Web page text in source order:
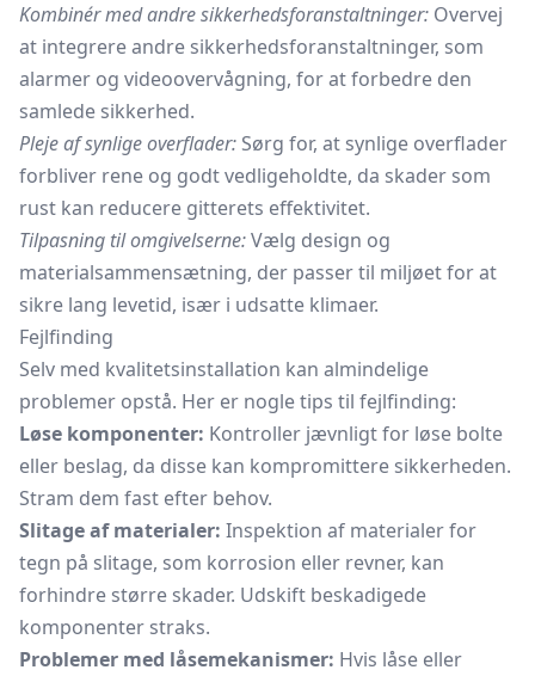
Kombinér med andre sikkerhedsforanstaltninger: Overvej
at integrere andre sikkerhedsforanstaltninger, som
alarmer og videoovervågning, for at forbedre den
samlede sikkerhed.
Pleje af synlige overflader: Sørg for, at synlige overflader
forbliver rene og godt vedligeholdte, da skader som
rust kan reducere gitterets effektivitet.
Tilpasning til omgivelserne:Vælg design og
materialsammensætning, der passer til miljøet for at
sikre lang levetid, især i udsatte klimaer.
Fejlfinding
Selv med kvalitetsinstallation kan almindelige
problemer opstå. Her er nogle tips til fejlfinding:
Løse komponenter: Kontroller jævnligt for løse bolte
eller beslag, da disse kan kompromittere sikkerheden.
Stram dem fast efter behov.
Slitage af materialer: Inspektion af materialer for
tegn på slitage, som korrosion eller revner, kan
forhindre større skader. Udskift beskadigede
komponenter straks.
Problemer med låsemekanismer: Hvis låse eller